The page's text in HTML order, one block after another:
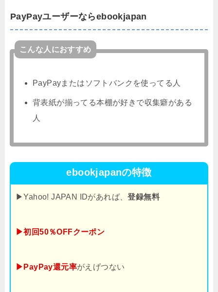
PayPayユーザーならebookjapan
こんな人におすすめ
PayPayまたはソフトバンクを使ってる人
背表紙が揃ってる本棚が好きで収集癖がある
人
ebookjapanの特徴
▶Yahoo! JAPAN IDがあれば、登録無料
▶初回50％OFFクーポン
▶PayPay還元率がえげつない